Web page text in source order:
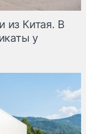
из Китая. В
у